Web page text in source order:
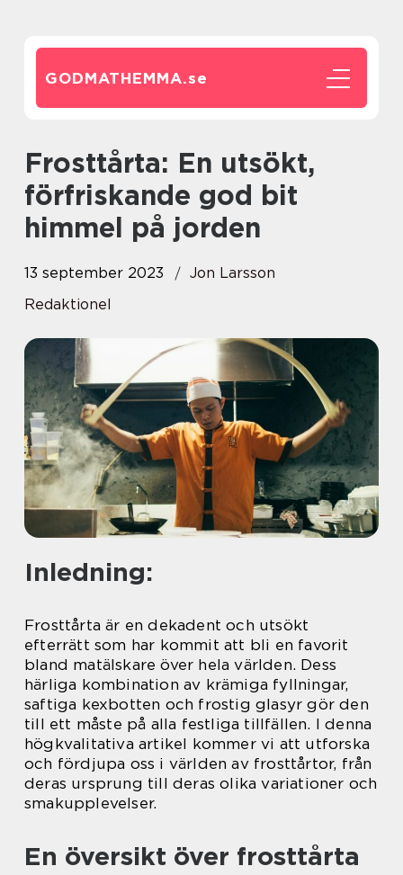
GODMATHEMMA.se
Frosttårta: En utsökt,
förfriskande god bit
himmel på jorden
13 september 2023
Jon Larsson
Redaktionel
Inledning:
Frosttårta är en dekadent och utsökt
efterrätt som har kommit att bli en favorit
bland matälskare över hela världen. Dess
härliga kombination av krämiga fyllningar,
saftiga kexbotten och frostig glasyr gör den
till ett måste på alla festliga tillfällen. I denna
högkvalitativa artikel kommer vi att utforska
och fördjupa oss i världen av frosttårtor, från
deras ursprung till deras olika variationer och
smakupplevelser.
En översikt över frosttårta